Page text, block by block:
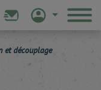
et découplage